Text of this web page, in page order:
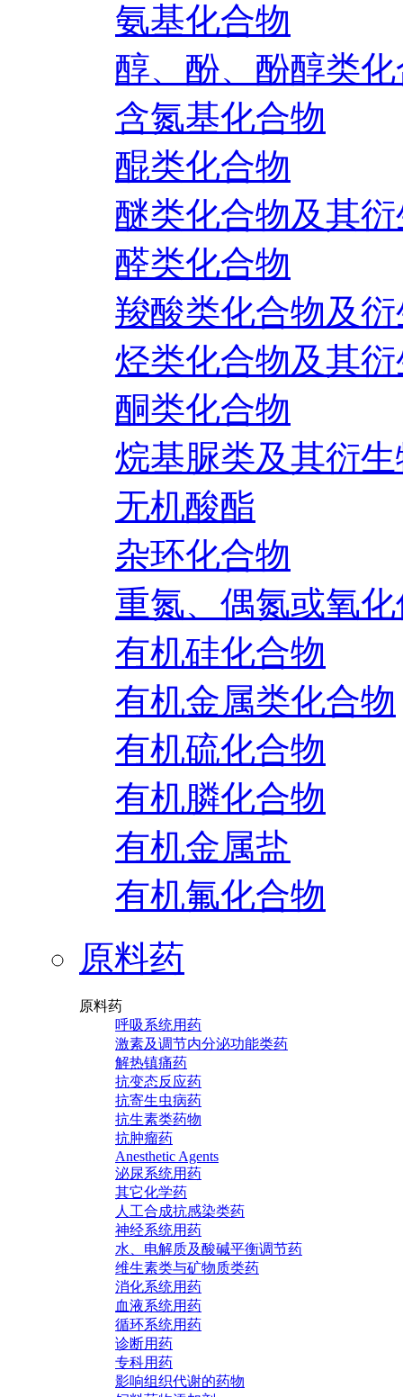
氨基化合物
醇、酚、酚醇类
含氮基化合物
醌类化合物
醚类化合物及其
醛类化合物
羧酸类化合物及
烃类化合物及其
酮类化合物
烷基脲类及其衍
无机酸酯
杂环化合物
重氮、偶氮或氧
有机硅化合物
有机金属类化合物
有机硫化合物
有机膦化合物
有机金属盐
有机氟化合物
原料药
原料药
呼吸系统用药
激素及调节内分泌功能类药
解热镇痛药
抗变态反应药
抗寄生虫病药
抗生素类药物
抗肿瘤药
Anesthetic Agents
泌尿系统用药
其它化学药
人工合成抗感染类药
神经系统用药
水、电解质及酸碱平衡调节药
维生素类与矿物质类药
消化系统用药
血液系统用药
循环系统用药
诊断用药
专科用药
影响组织代谢的药物